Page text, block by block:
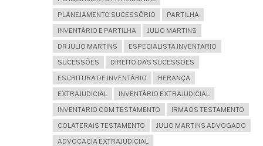
PLANEJAMENTO SUCESSÓRIO
PARTILHA
INVENTÁRIO E PARTILHA
JULIO MARTINS
DR JULIO MARTINS
ESPECIALISTA INVENTARIO
SUCESSÕES
DIREITO DAS SUCESSOES
ESCRITURA DE INVENTÁRIO
HERANÇA
EXTRAJUDICIAL
INVENTÁRIO EXTRAJUDICIAL
INVENTARIO COM TESTAMENTO
IRMAOS TESTAMENTO
COLATERAIS TESTAMENTO
JULIO MARTINS ADVOGADO
ADVOCACIA EXTRAJUDICIAL